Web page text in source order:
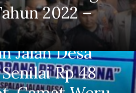
2022 –
Jalan Desa
Rp 48